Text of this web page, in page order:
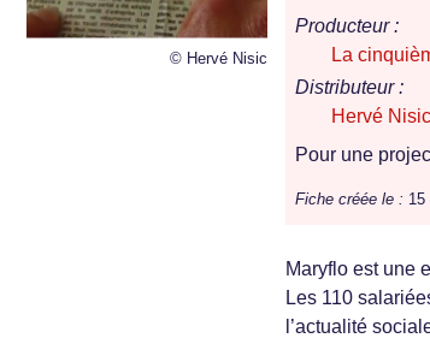
© Hervé Nisic
Producteur :
La
Distributeur :
Hervé Nisic
Pour une
Fiche créée le : 15
Maryflo est une
Les 110
l’actualité